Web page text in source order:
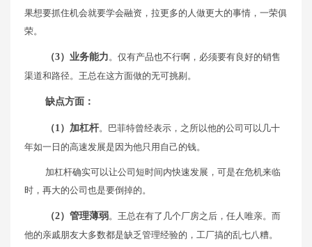
果想要抓住机会就要学会融资，拉更多的人做更大的事情，一荣俱
荣。
（3）业务能力。仅有产品也不行啊，必须要有良好的销售
渠道和路径。王总在这方面做的无可挑剔。
缺点方面：
（1）加杠杆。巴菲特曾经表示，之所以他的公司可以几十
年如一日的高速发展是因为他只用自己的钱。
加杠杆确实可以让公司短时间内快速发展，可是在危机来临
时，再大的公司也是要倒掉的。
（2）管理薄弱。王总在有了几个厂房之后，任人唯亲。而
他的亲戚朋友大多数都是缺乏管理经验的，工厂搞的乱七八糟。